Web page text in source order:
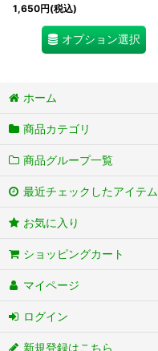
1,650円(税込)
オプション選択
ホーム
商品カテゴリ
商品グループ一覧
最近チェックしたアイテム
お気に入り
ショッピングカート
マイページ
ログイン
新規登録はこちら